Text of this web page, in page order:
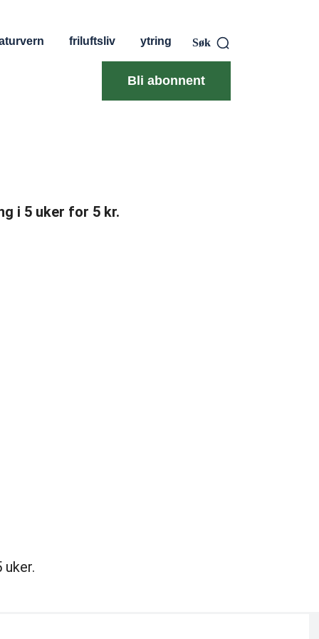
friluftsliv ytring Søk
Bli abonnent
i 5 uker for 5 kr.